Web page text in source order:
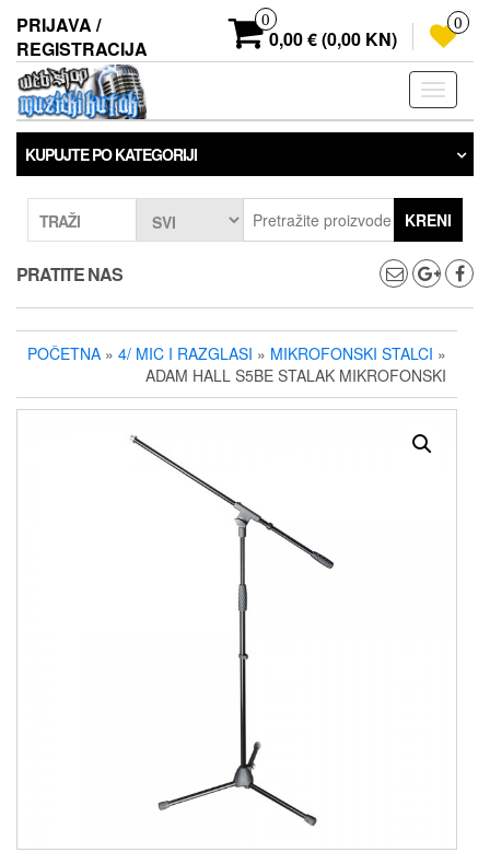
sadržaj
PRIJAVA /
REGISTRACIJA
0
0,00 € (0,00 KN)
0
KUPUJTE PO KATEGORIJI
TRAŽI KRENI
PRATITE NAS
POČETNA » 4/ MIC I RAZGLASI » MIKROFONSKI STALCI »
ADAM HALL S5BE STALAK MIKROFONSKI